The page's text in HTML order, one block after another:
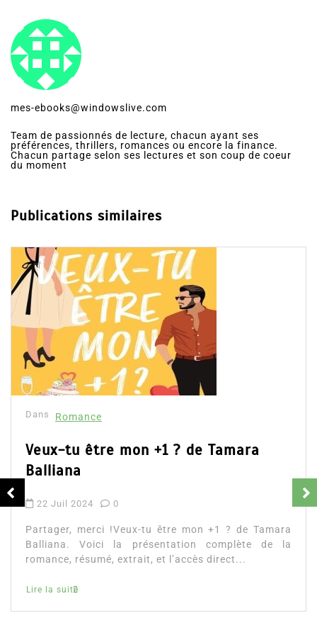
mes-ebooks@windowslive.com
Team de passionnés de lecture, chacun ayant ses
préférences, thrillers, romances ou encore la finance.
Chacun partage selon ses lectures et son coup de coeur
du moment
Publications similaires
Dans Romance
Romances – l’actualité : été 2026
6 Juil 2026
Trois nouveautés récentes à lire si vous aimez les